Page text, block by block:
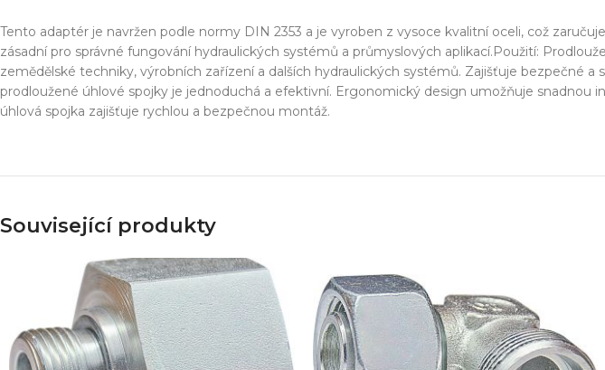
Návrh a prototypování
Technická dokumentace
Simulace chování zařízení
Konstrukce stroje
Dodávka řešení na klíč
Tento adaptér je navržen podle normy DIN 2353 a je vyroben z vysoce kvalitní oceli, což
zásadní pro správné fungování hydraulických systémů a průmyslových aplikací.Použití:
zemědělské techniky, výrobních zařízení a dalších hydraulických systémů. Zajišťuje bezpečné
prodloužené úhlové spojky je jednoduchá a efektivní. Ergonomický design umožňuje snadnou
úhlová spojka zajišťuje rychlou a bezpečnou montáž.
Související produkty